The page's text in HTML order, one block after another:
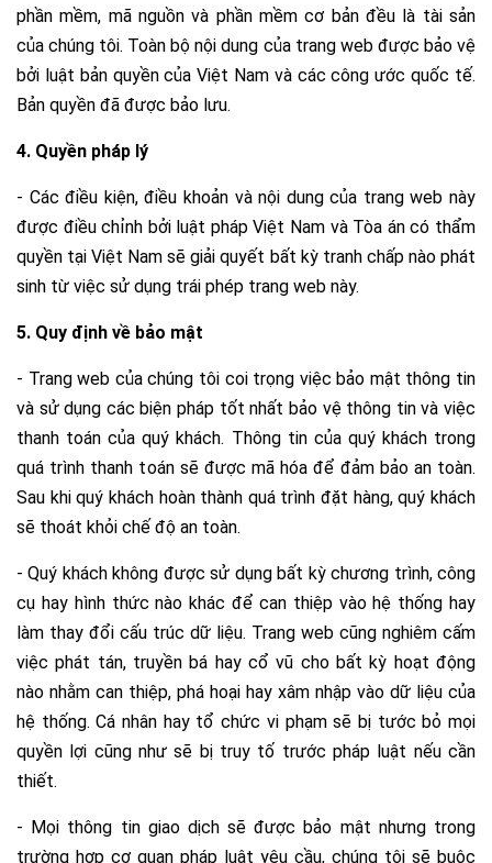
phần mềm, mã nguồn và phần mềm cơ bản đều là tài sản
của chúng tôi. Toàn bộ nội dung của trang web được bảo vệ
bởi luật bản quyền của Việt Nam và các công ước quốc tế.
Bản quyền đã được bảo lưu.
4. Quyền pháp lý
- Các điều kiện, điều khoản và nội dung của trang web này
được điều chỉnh bởi luật pháp Việt Nam và Tòa án có thẩm
quyền tại Việt Nam sẽ giải quyết bất kỳ tranh chấp nào phát
sinh từ việc sử dụng trái phép trang web này.
5. Quy định về bảo mật
- Trang web của chúng tôi coi trọng việc bảo mật thông tin
và sử dụng các biện pháp tốt nhất bảo vệ thông tin và việc
thanh toán của quý khách. Thông tin của quý khách trong
quá trình thanh toán sẽ được mã hóa để đảm bảo an toàn.
Sau khi quý khách hoàn thành quá trình đặt hàng, quý khách
sẽ thoát khỏi chế độ an toàn.
- Quý khách không được sử dụng bất kỳ chương trình, công
cụ hay hình thức nào khác để can thiệp vào hệ thống hay
làm thay đổi cấu trúc dữ liệu. Trang web cũng nghiêm cấm
việc phát tán, truyền bá hay cổ vũ cho bất kỳ hoạt động
nào nhằm can thiệp, phá hoại hay xâm nhập vào dữ liệu của
hệ thống. Cá nhân hay tổ chức vi phạm sẽ bị tước bỏ mọi
quyền lợi cũng như sẽ bị truy tố trước pháp luật nếu cần
thiết.
- Mọi thông tin giao dịch sẽ được bảo mật nhưng trong
trường hợp cơ quan pháp luật yêu cầu, chúng tôi sẽ buộc